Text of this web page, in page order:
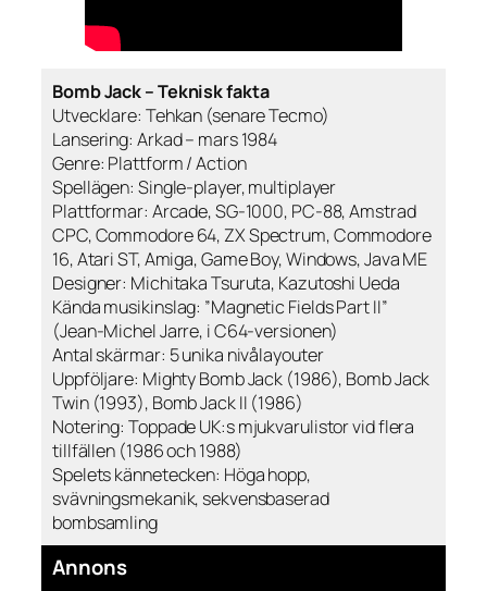
Bomb Jack – Teknisk fakta
Utvecklare: Tehkan (senare Tecmo)
Lansering: Arkad – mars 1984
Genre: Plattform / Action
Spellägen: Single-player, multiplayer
Plattformar: Arcade, SG-1000, PC-88, Amstrad
CPC, Commodore 64, ZX Spectrum, Commodore
16, Atari ST, Amiga, Game Boy, Windows, Java ME
Designer: Michitaka Tsuruta, Kazutoshi Ueda
Kända musikinslag: ”Magnetic Fields Part II”
(Jean-Michel Jarre, i C64-versionen)
Antal skärmar: 5 unika nivålayouter
Uppföljare: Mighty Bomb Jack (1986), Bomb Jack
Twin (1993), Bomb Jack II (1986)
Notering: Toppade UK:s mjukvarulistor vid flera
tillfällen (1986 och 1988)
Spelets kännetecken: Höga hopp,
svävningsmekanik, sekvensbaserad
bombsamling
Annons